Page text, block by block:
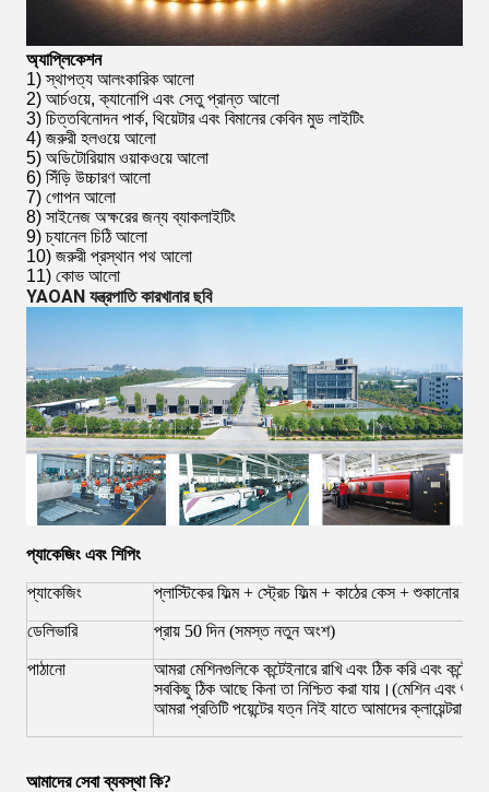
অ্যাপ্লিকেশন
1) স্থাপত্য আলংকারিক আলো
2) আর্চওয়ে, ক্যানোপি এবং সেতু প্রান্ত আলো
3) চিত্তবিনোদন পার্ক, থিয়েটার এবং বিমানের কেবিন মুড লাইটিং
4) জরুরী হলওয়ে আলো
5) অডিটোরিয়াম ওয়াকওয়ে আলো
6) সিঁড়ি উচ্চারণ আলো
7) গোপন আলো
8) সাইনেজ অক্ষরের জন্য ব্যাকলাইটিং
9) চ্যানেল চিঠি আলো
10) জরুরী প্রস্থান পথ আলো
11) কোভ আলো
YAOAN যন্ত্রপাতি কারখানার ছবি
প্যাকেজিং এবং শিপিং
প্যাকেজিং প্লাস্টিকের ফিল্ম + স্ট্রেচ ফিল্ম + কাঠের কেস + শুকানোর
ডেলিভারি প্রায় 50 দিন (সমস্ত নতুন অংশ)
পাঠানো
আমরা মেশিনগুলিকে কন্টেইনারে রাখি এবং ঠিক করি এবং
সবকিছু ঠিক আছে কিনা তা নিশ্চিত করা যায়।(মেশিন এবং
আমরা প্রতিটি পয়েন্টের যত্ন নিই যাতে আমাদের ক্লায়েন্টরা
আমাদের সেবা ব্যবস্থা কি?